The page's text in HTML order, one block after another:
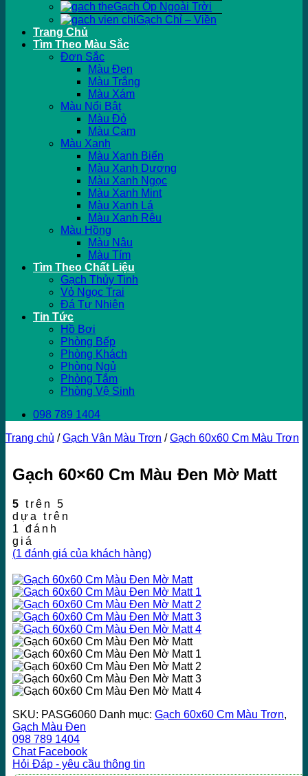
Gạch Ốp Ngoài Trời
Gạch Chỉ – Viền
Trang Chủ
Tìm Theo Màu Sắc
Đơn Sắc
Màu Đen
Màu Trắng
Màu Xám
Màu Nổi Bật
Màu Đỏ
Màu Cam
Màu Xanh
Màu Xanh Biển
Màu Xanh Dương
Màu Xanh Ngọc
Màu Xanh Mint
Màu Xanh Lá
Màu Xanh Rêu
Màu Hồng
Màu Nâu
Màu Tím
Tìm Theo Chất Liệu
Gạch Thủy Tinh
Vỏ Ngọc Trai
Đá Tự Nhiên
Tin Tức
Hồ Bơi
Phòng Bếp
Phòng Khách
Phòng Ngủ
Phòng Tắm
Phòng Vệ Sinh
098 789 1404
Trang chủ / Gạch Vân Màu Trơn / Gạch 60x60 Cm Màu Trơn
Gạch 60×60 Cm Màu Đen Mờ Matt
5 trên 5
dựa trên
1
đánh
giá
(1 đánh giá của khách hàng)
SKU: PASG6060 Danh mục: Gạch 60x60 Cm Màu Trơn,
Gạch Màu Đen
098 789 1404
Chat Facebook
Hỏi Đáp - yêu cầu thông tin